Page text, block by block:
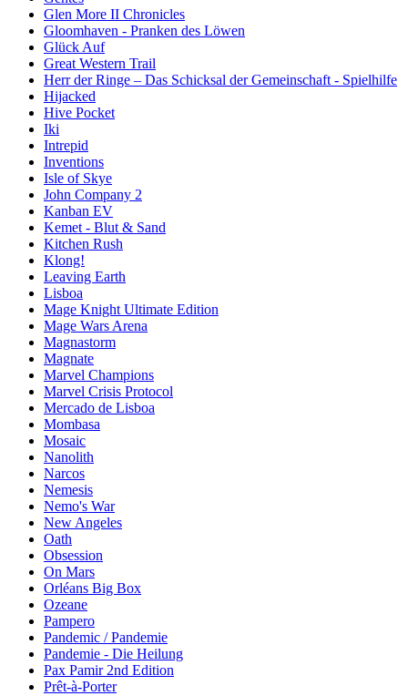
Glen More II Chronicles
Gloomhaven - Pranken des Löwen
Glück Auf
Great Western Trail
Herr der Ringe – Das Schicksal der Gemeinschaft - Spielhilfe
Hijacked
Hive Pocket
Iki
Intrepid
Inventions
Isle of Skye
John Company 2
Kanban EV
Kemet - Blut & Sand
Kitchen Rush
Klong!
Leaving Earth
Lisboa
Mage Knight Ultimate Edition
Mage Wars Arena
Magnastorm
Magnate
Marvel Champions
Marvel Crisis Protocol
Mercado de Lisboa
Mombasa
Mosaic
Nanolith
Narcos
Nemesis
Nemo's War
New Angeles
Oath
Obsession
On Mars
Orléans Big Box
Ozeane
Pampero
Pandemic / Pandemie
Pandemie - Die Heilung
Pax Pamir 2nd Edition
Prêt-à-Porter